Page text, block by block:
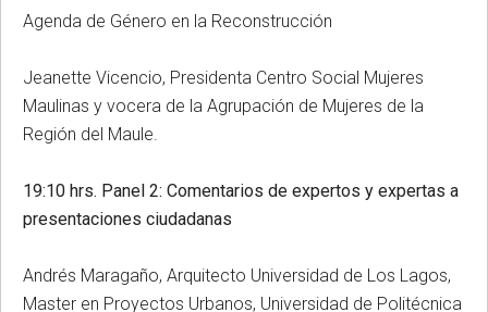
Agenda de Género en la Reconstrucción
Jeanette Vicencio, Presidenta Centro Social Mujeres
Maulinas y vocera de la Agrupación de Mujeres de la
Región del Maule.
19:10 hrs. Panel 2: Comentarios de expertos y expertas a
presentaciones ciudadanas
Andrés Maragaño, Arquitecto Universidad de Los Lagos,
Master en Proyectos Urbanos, Universidad de Politécnica